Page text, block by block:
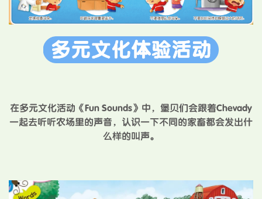
在多元文化活动《Fun Sounds》中，堡贝们会跟着Chevady
一起去听听农场里的声音，认识一下不同的家畜都会发出什
么样的叫声。